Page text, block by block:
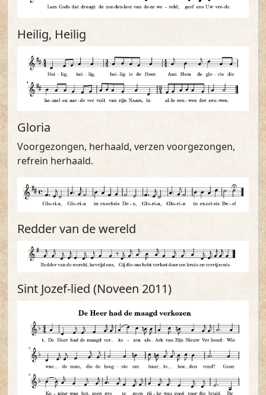
Heilig, Heilig
Gloria
Voorgezongen, herhaald, verzen voorgezongen,
refrein herhaald.
Redder van de wereld
Sint Jozef-lied (Noveen 2011)